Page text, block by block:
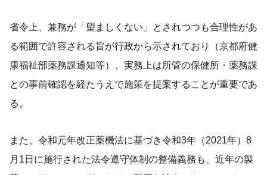
省令上、兼務が「望ましくない」とされつつも合理性があ
る範囲で許容される旨が行政から示されており（京都府健
康福祉部薬務課通知等）、実務上は所管の保健所・薬務課
との事前確認を経たうえで施策を提案することが重要であ
る。
また、令和元年改正薬機法に基づき令和3年（2021年）8
月1日に施行された法令遵守体制の整備義務も、近年の製